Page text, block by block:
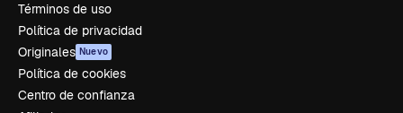
Términos de uso
Política de privacidad
Originales Nuevo
Política de cookies
Centro de confianza